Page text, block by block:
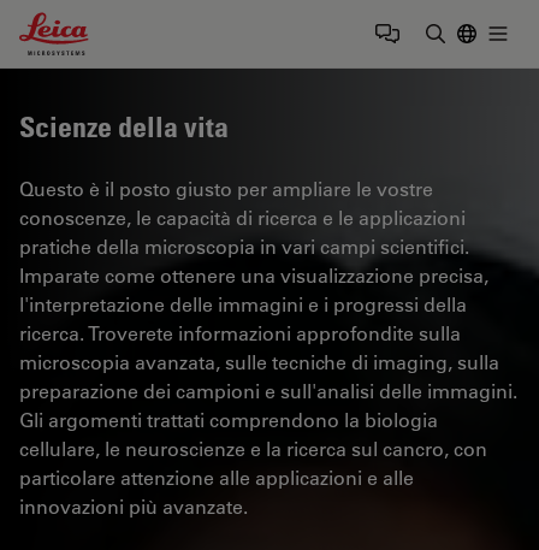
Leica Microsystems Logo
Scienze della vita
Questo è il posto giusto per ampliare le vostre
conoscenze, le capacità di ricerca e le applicazioni
pratiche della microscopia in vari campi scientifici.
Imparate come ottenere una visualizzazione precisa,
l'interpretazione delle immagini e i progressi della
ricerca. Troverete informazioni approfondite sulla
microscopia avanzata, sulle tecniche di imaging, sulla
preparazione dei campioni e sull'analisi delle immagini.
Gli argomenti trattati comprendono la biologia
cellulare, le neuroscienze e la ricerca sul cancro, con
particolare attenzione alle applicazioni e alle
innovazioni più avanzate.